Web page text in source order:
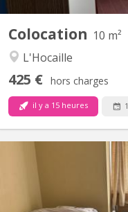
Colocation 10 m²
L'Hocaille
425 € hors charges
il y a 15 heures
Annonce chambre 1:
dans une maison